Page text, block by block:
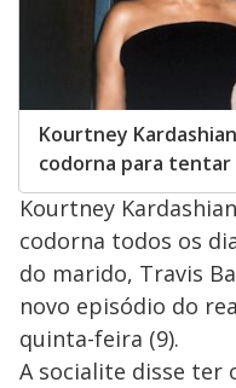
Kourtney
codorna para
Kourtney
codorna todos os
do marido, Travis
novo episódio do
quinta-feira (9).
A socialite disse ter